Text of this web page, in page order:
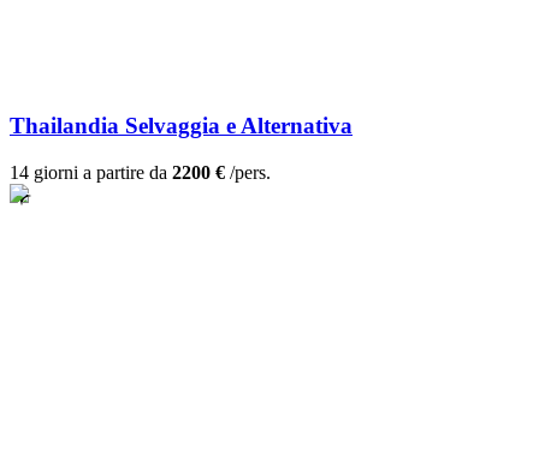
Thailandia Selvaggia e Alternativa
14 giorni a partire da 2200 € /pers.